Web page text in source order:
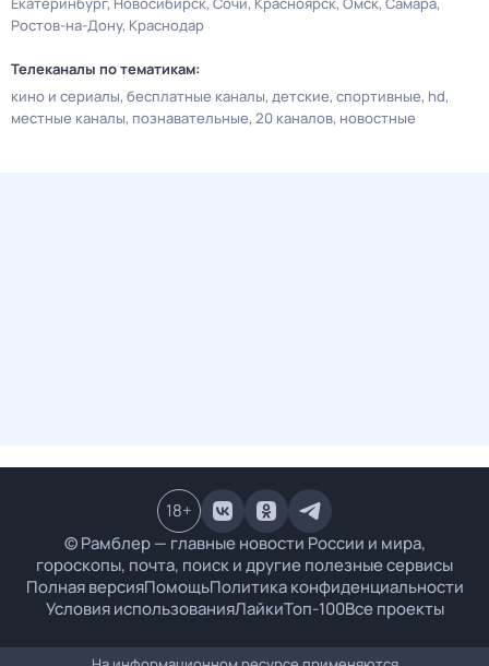
Ростов-на-Дону Краснодар
Телеканалы по тематикам:
кино и сериалы бесплатные каналы детские спортивные hd
местные каналы познавательные 20 каналов новостные
© Рамблер — главные новости России и мира,
гороскопы, почта, поиск и другие полезные сервисы
Полная версияПомощьПолитика конфиденциальности
Условия использованияЛайкиТоп-100Все проекты
18+